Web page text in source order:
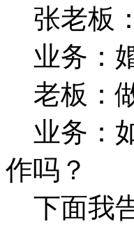
张老板
业务：
老板：
业务：
作吗？
下面我